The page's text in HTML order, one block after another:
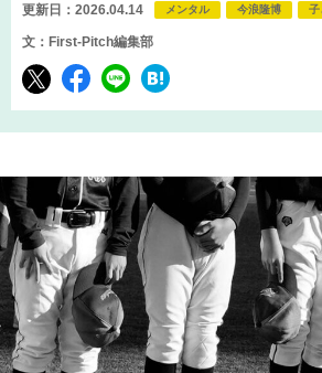
更新日：2026.04.14 メンタル 今浪隆博 子
文：First-Pitch編集部